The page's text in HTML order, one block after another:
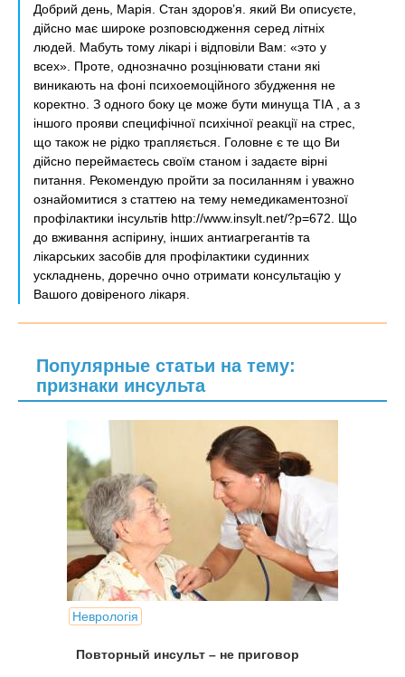
Добрий день, Марія. Стан здоров’я. який Ви описуєте,
дійсно має широке розповсюдження серед літніх
людей. Мабуть тому лікарі і відповіли Вам: «это у
всех». Проте, однозначно розцінювати стани які
виникають на фоні психоемоційного збудження не
коректно. З одного боку це може бути минуща ТІА , а з
іншого прояви специфічної психічної реакції на стрес,
що також не рідко трапляється. Головне є те що Ви
дійсно переймаєтесь своїм станом і задаєте вірні
питання. Рекомендую пройти за посиланням і уважно
ознайомитися з статтею на тему немедикаментозної
профілактики інсультів http://www.insylt.net/?p=672. Що
до вживання аспірину, інших антиагрегантів та
лікарських засобів для профілактики судинних
ускладнень, доречно очно отримати консультацію у
Вашого довіреного лікаря.
Популярные статьи на тему:
признаки инсульта
Неврологія
Повторный инсульт – не приговор